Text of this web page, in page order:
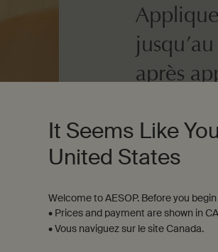
après
Une demi-
It Seems Like
United States
Welcome to AESOP. Before you
• Prices and payment are shown in
• Vous naviguez sur le site Canada.